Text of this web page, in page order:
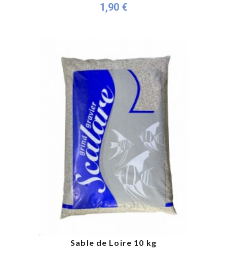
1,90 €
Sable de Loire 10 kg